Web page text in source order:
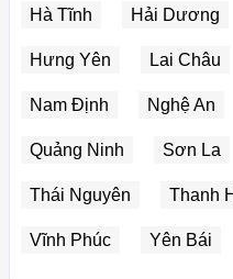
Hà Tĩnh Hải Dương
Hưng Yên Lai Châu
Nam Định Nghệ An
Quảng Ninh Sơn La
Thái Nguyên Thanh
Vĩnh Phúc Yên Bái